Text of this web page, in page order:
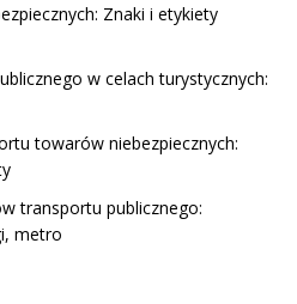
Znaki i etykiety
w celach turystycznych:
towarów niebezpiecznych:
transportu publicznego:
metro